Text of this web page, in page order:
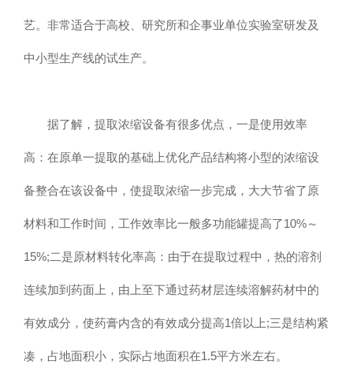
艺。非常适合于高校、研究所和企事业单位实验室研发及
中小型生产线的试生产。
据了解，提取浓缩设备有很多优点，一是使用效率
高：在原单一提取的基础上优化产品结构将小型的浓缩设
备整合在该设备中，使提取浓缩一步完成，大大节省了原
材料和工作时间，工作效率比一般多功能罐提高了10%～
15%;二是原材料转化率高：由于在提取过程中，热的溶剂
连续加到药面上，由上至下通过药材层连续溶解药材中的
有效成分，使药膏内含的有效成分提高1倍以上;三是结构紧
凑，占地面积小，实际占地面积在1.5平方米左右。